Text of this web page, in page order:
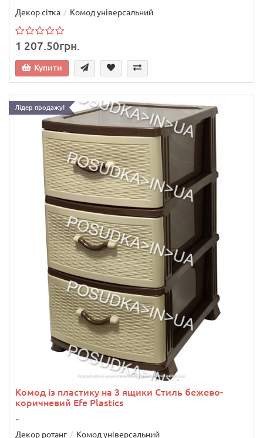
Декор сітка
Комод універсальний
1 207.50грн.
Купити
Лідер продажу!
Комод із пластику на 3 ящики Стиль бежево-
коричневий Efe Plastics
..
Декор ротанг
Комод універсальний